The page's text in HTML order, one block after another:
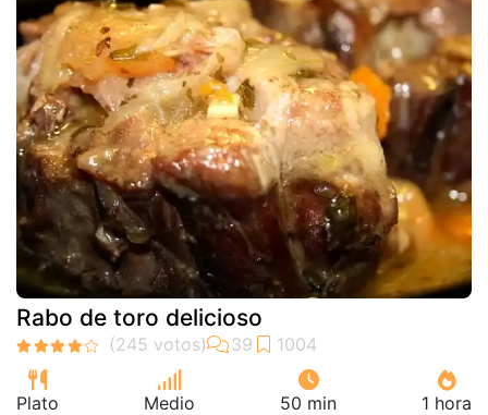
Rabo de toro delicioso
Plato Medio 50 min 1 hora